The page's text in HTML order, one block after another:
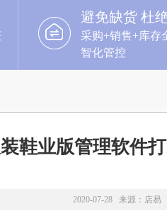
避免缺货 杜
采购+销售+库存
智化管控
鞋业版管理软件
2020-07-28 来源： 店易